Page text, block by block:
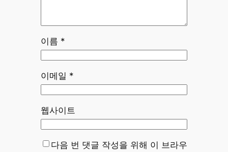
이름 *
이메일 *
웹사이트
다음 번 댓글 작성을 위해 이 브라우